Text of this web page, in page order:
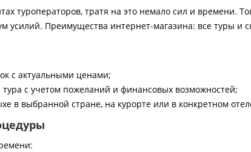
туроператоров, тратя на это немало сил и времени.
усилий. Преимущества интернет-магазина: все туры и
с актуальными ценами;
с учетом пожеланий и финансовых возможностей;
в выбранной стране, на курорте или в конкретном